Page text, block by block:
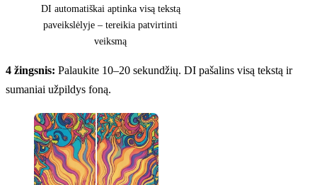
DI automatiškai aptinka visą tekstą
paveikslėlyje – tereikia patvirtinti
veiksmą
4 žingsnis: Palaukite 10–20 sekundžių. DI pašalins visą tekstą ir
sumaniai užpildys foną.